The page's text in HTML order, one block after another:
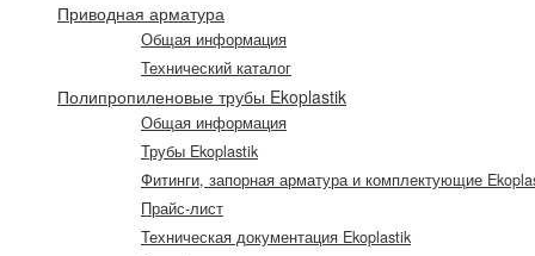
Приводная арматура
Общая информация
Технический каталог
Полипропиленовые трубы Ekoplastik
Общая информация
Трубы Ekoplastik
Фитинги, запорная арматура и комплектующие
Прайс-лист
Техническая документация Ekoplastik